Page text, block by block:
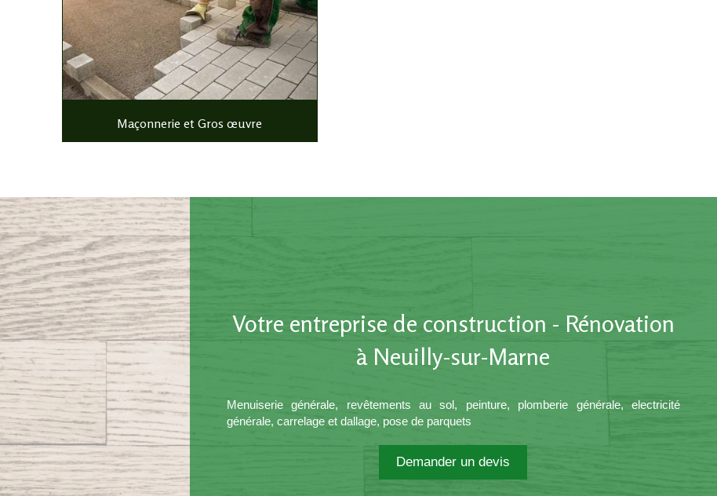
Maçonnerie et Gros œuvre
Votre entreprise de construction - Rénovation
à Neuilly-sur-Marne
Menuiserie générale, revêtements au sol, peinture, plomberie générale, electricité
générale, carrelage et dallage, pose de parquets
Demander un devis